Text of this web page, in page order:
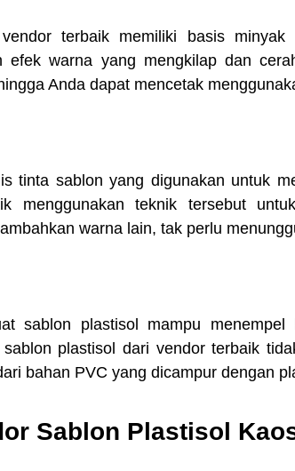
terbaik memiliki basis minyak
efek warna yang mengkilap dan
Anda dapat mencetak
tinta sablon yang digunakan untuk
menggunakan teknik tersebut
warna lain, tak perlu
sablon plastisol mampu
plastisol dari vendor terbaik
bahan PVC yang dicampur dengan
Sablon Plastisol